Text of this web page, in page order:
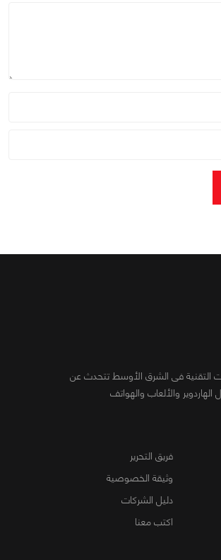
التقنية فى الشرق الأوسط تتحدث عن
والألعاب والهواتف
فريق التحرير
وثيقة الخصوصية
دليل الشركات
اكتب معنا